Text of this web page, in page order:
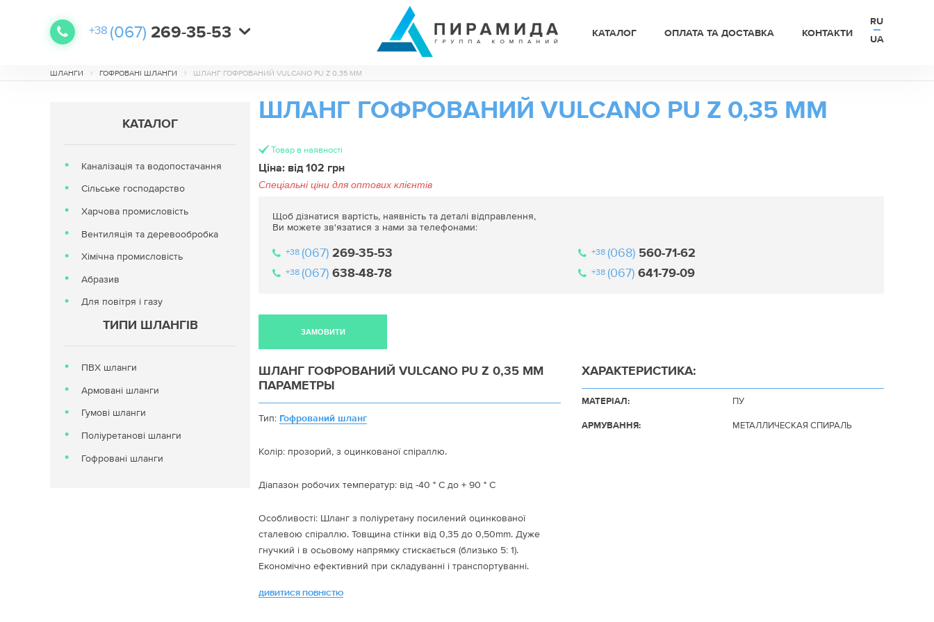
+38 (067) 269-35-53
RU
UA
КАТАЛОГ ОПЛАТА ТА ДОСТАВКА КОНТАКТИ
ШЛАНГИ ГОФРОВАНІ ШЛАНГИ ШЛАНГ ГОФРОВАНИЙ VULCANO PU Z 0,35 ММ
КАТАЛОГ
Каналізація та водопостачання
Сільське господарство
Харчова промисловість
Вентиляція та деревообробка
Хімічна промисловість
Абразив
Для повітря і газу
ТИПИ ШЛАНГІВ
ПВХ шланги
Армовані шланги
Гумові шланги
Поліуретанові шланги
Гофровані шланги
ШЛАНГ ГОФРОВАНИЙ VULCANO PU Z 0,35 ММ
Товар в наявності
Ціна: від 102 грн
Спеціальні ціни для оптових клієнтів
Щоб дізнатися вартість, наявність та деталі відправлення,
Ви можете зв'язатися з нами за телефонами:
+38 (067) 269-35-53 +38 (068) 560-71-62
+38 (067) 638-48-78 +38 (067) 641-79-09
ЗАМОВИТИ
ШЛАНГ ГОФРОВАНИЙ VULCANO PU Z 0,35 ММ
ПАРАМЕТРЫ
Тип: Гофрований шланг
Колір: прозорий, з оцинкованої спіраллю.
Діапазон робочих температур: від -40 ° C до + 90 ° C
Особливості: Шланг з поліуретану посилений оцинкованої
сталевою спіраллю. Товщина стінки від 0,35 до 0,50mm. Дуже
гнучкий і в осьовому напрямку стискається (близько 5: 1).
Економічно ефективний при складуванні і транспортуванні.
атмосферних агентів. Може бути зроблений в антистатичному
ДИВИТИСЯ ПОВНІСТЮ
ХАРАКТЕРИСТИКА:
МАТЕРІАЛ: ПУ
АРМУВАННЯ: МЕТАЛЛИЧЕСКАЯ СПИРАЛЬ